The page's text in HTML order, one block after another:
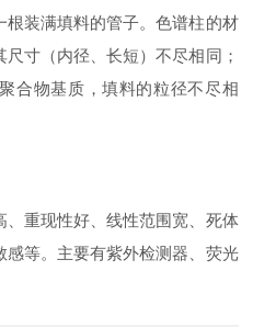
装满填料的管子。色谱柱的材
寸（内径、长短）不尽相同；
合物基质，填料的粒径不尽相
重现性好、线性范围宽、死体
等。主要有紫外检测器、荧光